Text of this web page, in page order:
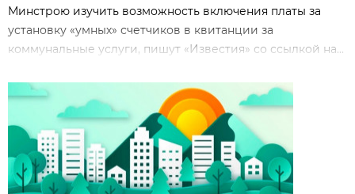
Минстрою изучить возможность включения платы за
установку «умных» счетчиков в квитанции за
коммунальные услуги, пишут «Известия» со ссылкой на...